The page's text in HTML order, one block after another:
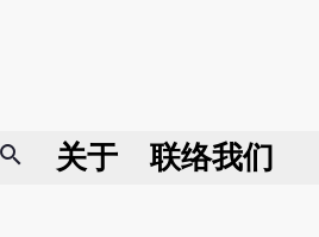
search 关于 联络我们